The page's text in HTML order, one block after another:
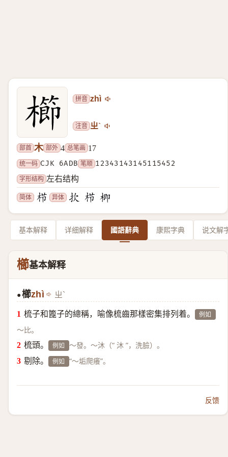
拼音 zhì
注音 ㄓˋ
部首 木 部外 4 总笔画 17
统一码 CJK 6ADB 笔顺 12343143145115452
字形结构 左右结构
简体 异体
基本解释 详细解释 國語辭典 康熙字典 说文解
櫛基本解释
●櫛zhì ㄓˋ
梳子和篦子的總稱，喻像梳齒那樣密集排列着。 例如
～比。
梳頭。 例如 ～發。～沐（“ 沐 ”，洗臉）。
剔除。 例如 “～垢爬癢”。
反馈